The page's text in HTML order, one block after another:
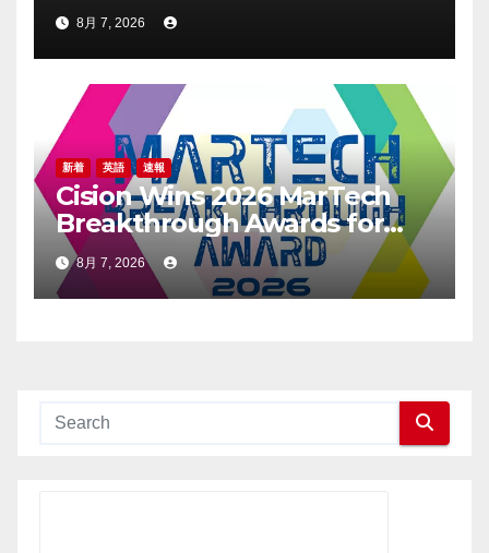
8月 7, 2026
新着 英語 速報
Cision Wins 2026 MarTech
Breakthrough Awards for
Social Listening, Press
Release Distribution, and
AEO
8月 7, 2026